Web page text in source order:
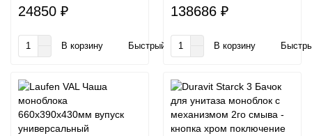
24850 ₽
В корзину Быстрый заказ
138686 ₽
В корзину